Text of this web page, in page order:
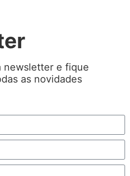
newsletter e fique
as novidades